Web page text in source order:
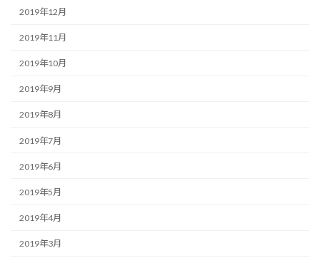
2019年12月
2019年11月
2019年10月
2019年9月
2019年8月
2019年7月
2019年6月
2019年5月
2019年4月
2019年3月